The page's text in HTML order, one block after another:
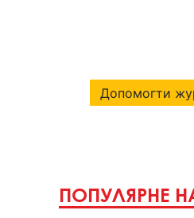
Допомогти
ПОПУЛЯРНЕ